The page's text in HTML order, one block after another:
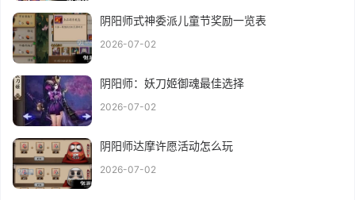
阴阳师式神委派儿童节奖励一览表
2026-07-02
阴阳师：妖刀姬御魂最佳选择
2026-07-02
阴阳师达摩许愿活动怎么玩
2026-07-02